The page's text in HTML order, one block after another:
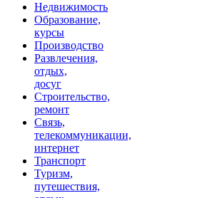
Недвижимость
Образование,
курсы
Производство
Развлечения,
отдых,
досуг
Строительство,
ремонт
Связь,
телекоммуникации,
интернет
Транспорт
Туризм,
путешествия,